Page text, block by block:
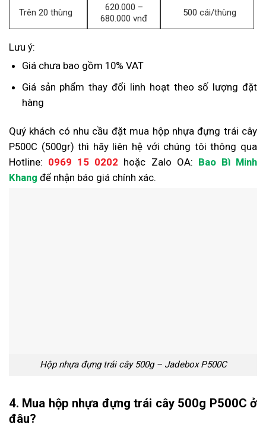
Trên 20 thùng
620.000 –
680.000 vnđ
500 cái/thùng
Lưu ý:
Giá chưa bao gồm 10% VAT
Giá sản phẩm thay đổi linh hoạt theo số lượng đặt
hàng
Quý khách có nhu cầu đặt mua hộp nhựa đựng trái cây
P500C (500gr) thì hãy liên hệ với chúng tôi thông qua
Hotline: 0969 15 0202 hoặc Zalo OA: Bao Bì Minh
Khang để nhận báo giá chính xác.
Hộp nhựa đựng trái cây 500g – Jadebox P500C
4. Mua hộp nhựa đựng trái cây 500g P500C ở
đâu?